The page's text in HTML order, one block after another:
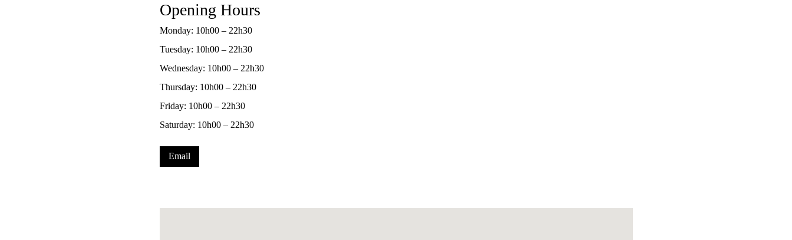
Opening Hours
Monday: 10h00 – 22h30
Tuesday: 10h00 – 22h30
Wednesday: 10h00 – 22h30
Thursday: 10h00 – 22h30
Friday: 10h00 – 22h30
Saturday: 10h00 – 22h30
Email